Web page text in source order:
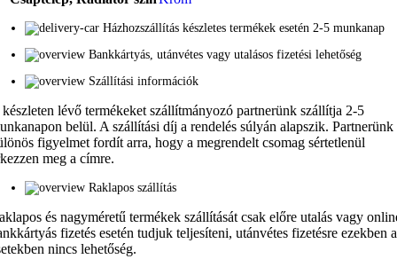
Házhozszállítás készletes termékek esetén 2-5 munkanap
Bankkártyás, utánvétes vagy utalásos fizetési lehetőség
Szállítási információk
lévő termékeket szállítmányozó partnerünk szállítja 2-5
belül. A szállítási díj a rendelés súlyán alapszik. Partnerünk
figyelmet fordít arra, hogy a megrendelt csomag sértetlenül
meg a címre.
Raklapos szállítás
és nagyméretű termékek szállítását csak előre utalás vagy
fizetés esetén tudjuk teljesíteni, utánvétes fizetésre ezekben
nincs lehetőség.